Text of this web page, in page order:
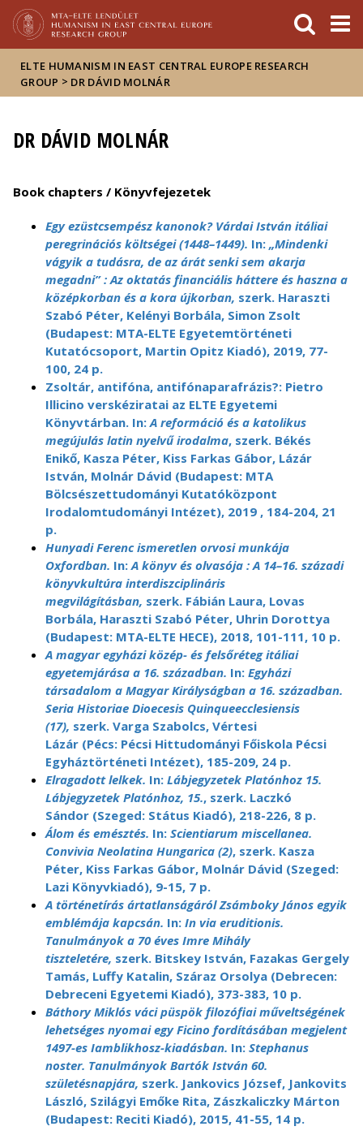
ELTE HUMANISM IN EAST CENTRAL EUROPE RESEARCH
GROUP > DR DÁVID MOLNÁR
DR DÁVID MOLNÁR
Book chapters / Könyvfejezetek
Egy ezüstcsempész kanonok? Várdai István itáliai
peregrinációs költségei (1448–1449). In: „Mindenki
vágyik a tudásra, de az árát senki sem akarja
megadni” : Az oktatás financiális háttere és haszna a
középkorban és a kora újkorban, szerk. Haraszti
Szabó Péter, Kelényi Borbála, Simon Zsolt
(Budapest: MTA-ELTE Egyetemtörténeti
Kutatócsoport, Martin Opitz Kiadó), 2019, 77-
100, 24 p.
Zsoltár, antifóna, antifónaparafrázis?: Pietro
Illicino verskéziratai az ELTE Egyetemi
Könyvtárban. In:A reformáció és a katolikus
megújulás latin nyelvű irodalma, szerk. Békés
Enikő, Kasza Péter, Kiss Farkas Gábor, Lázár
István, Molnár Dávid (Budapest: MTA
Bölcsészettudományi Kutatóközpont
Irodalomtudományi Intézet), 2019 , 184-204, 21
p.
Hunyadi Ferenc ismeretlen orvosi munkája
Oxfordban. In:A könyv és olvasója : A 14–16. századi
könyvkultúra interdiszciplináris
megvilágításban, szerk. Fábián Laura, Lovas
Borbála, Haraszti Szabó Péter, Uhrin Dorottya
(Budapest: MTA-ELTE HECE), 2018, 101-111, 10 p.
A magyar egyházi közép- és felsőréteg itáliai
egyetemjárása a 16. században. In: Egyházi
társadalom a Magyar Királyságban a 16. században.
Seria Historiae Dioecesis Quinqueecclesiensis
(17), szerk. Varga Szabolcs, Vértesi
Lázár (Pécs: Pécsi Hittudományi Főiskola Pécsi
Egyháztörténeti Intézet), 185-209, 24 p.
Elragadott lelkek. In: Lábjegyzetek Platónhoz 15.
Lábjegyzetek Platónhoz, 15., szerk. Laczkó
Sándor (Szeged: Státus Kiadó), 218-226, 8 p.
Álom és emésztés. In: Scientiarum miscellanea.
Convivia Neolatina Hungarica (2), szerk. Kasza
Péter, Kiss Farkas Gábor, Molnár Dávid (Szeged:
Lazi Könyvkiadó), 9-15, 7 p.
A történetírás ártatlanságáról Zsámboky János egyik
emblémája kapcsán. In: In via eruditionis.
Tanulmányok a 70 éves Imre Mihály
tiszteletére, szerk. Bitskey István, Fazakas Gergely
Tamás, Luffy Katalin, Száraz Orsolya (Debrecen:
Debreceni Egyetemi Kiadó), 373-383, 10 p.
Báthory Miklós váci püspök filozófiai műveltségének
lehetséges nyomai egy Ficino fordításában megjelent
1497-es Iamblikhosz-kiadásban. In: Stephanus
noster. Tanulmányok Bartók István 60.
születésnapjára, szerk. Jankovics József, Jankovits
László, Szilágyi Emőke Rita, Zászkaliczky Márton
(Budapest: Reciti Kiadó), 2015, 41-55, 14 p.